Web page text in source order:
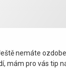
nemáte
mám pro vás tip